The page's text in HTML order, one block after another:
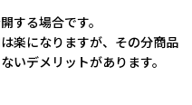
する場合です。
楽になりますが、その分商品
いデメリットがあります。